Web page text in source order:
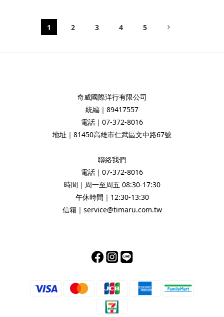
1 2 3 4 5
奇威國際洋行有限公司
統編｜89417557
電話｜07-372-8016
地址｜81450高雄市仁武區文中路67號
聯絡我們
電話｜07-372-8016
時間｜周一至周五 08:30-17:30
午休時間｜12:30-13:30
信箱｜service@timaru.com.tw